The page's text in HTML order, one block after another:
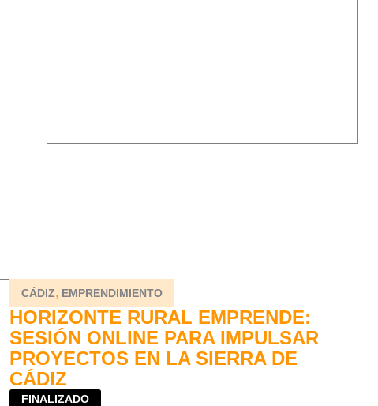
CÁDIZ, EMPRENDIMIENTO
HORIZONTE RURAL EMPRENDE:
SESIÓN ONLINE PARA IMPULSAR
PROYECTOS EN LA SIERRA DE
CÁDIZ
FINALIZADO